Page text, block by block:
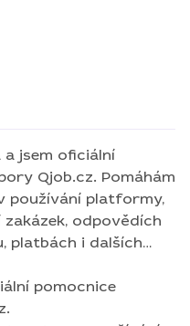
a jsem oficiální
Qjob.cz. Pomáhám
používání platformy,
odpovědích
platbách i dalších
služby
bylo používání
a
pomocnice